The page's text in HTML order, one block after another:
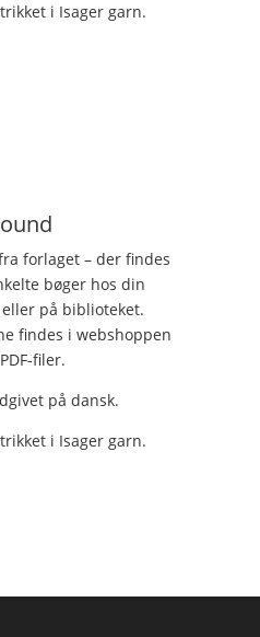
i Isager garn.
forlaget – der findes
bøger hos din
på biblioteket.
findes i webshoppen
filer.
på dansk.
i Isager garn.